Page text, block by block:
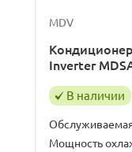
MDV
Inverter
В наличии
Мощность